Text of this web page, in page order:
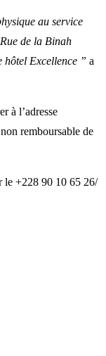
au service
de la Binah
hôtel Excellence ” a
à l’adresse
remboursable de
le +228 90 10 65 26/